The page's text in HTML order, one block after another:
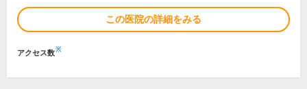
この医院の詳細をみる
アクセス数※